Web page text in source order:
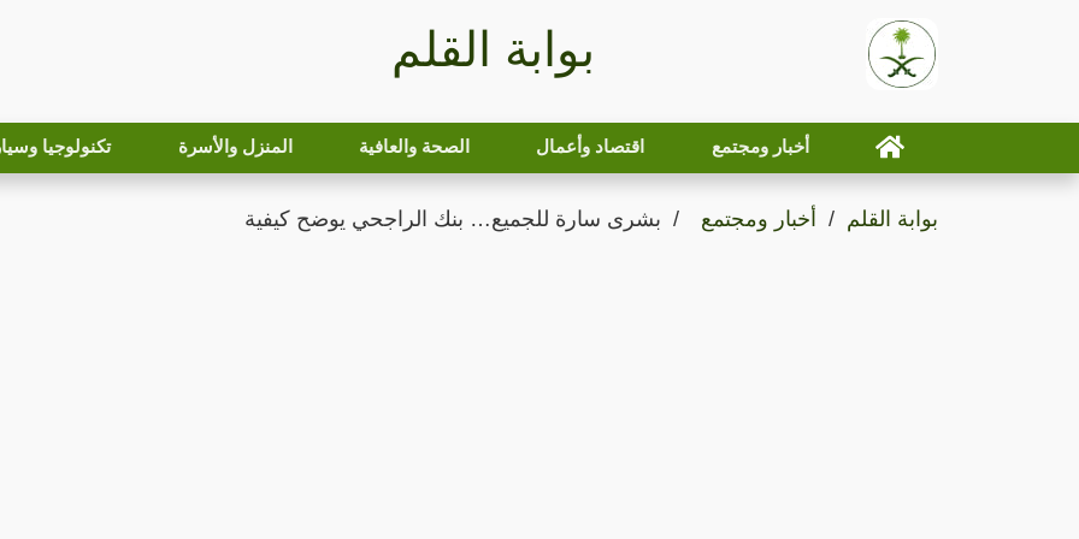
بوابة القلم
أخبار ومجتمع اقتصاد وأعمال الصحة والعافية المنزل والأسرة تكنولوجيا
بوابة القلم أخبار ومجتمع بشرى سارة للجميع… بنك الراجحي يوضح كيفية